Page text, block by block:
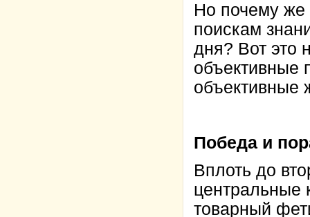
Но почему же
поискам
дня? Вот это
объективные
объективные
Победа и
Вплоть до
центральные
товарный